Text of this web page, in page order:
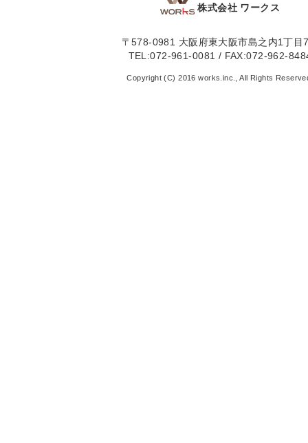
株式会社 ワークス
〒578-0981 大阪府東大阪市島之内1丁目
TEL:072-961-0081 / FAX:072-962-
Copyright (C) 2016 works.inc., All Rights